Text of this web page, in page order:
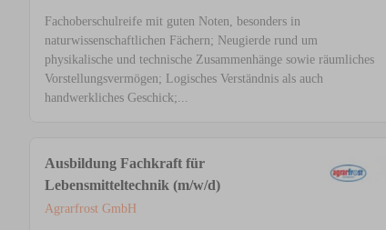
Fachoberschulreife mit guten Noten, besonders in
naturwissenschaftlichen Fächern; Neugierde rund um
physikalische und technische Zusammenhänge sowie räumliches
Vorstellungsvermögen; Logisches Verständnis als auch
handwerkliches Geschick;...
Ausbildung Fachkraft für
Lebensmitteltechnik (m/w/d)
Agrarfrost GmbH